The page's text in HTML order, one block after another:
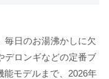
毎日のお湯沸かしに欠
デロンギなどの定番ブ
能モデルまで、2026年